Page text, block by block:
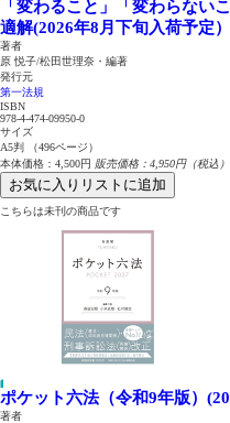
「変わること」「変わらない
適解(2026年8月下旬入荷予定）
著者
原 悦子/松田世理奈・編著
発行元
第一法規
ISBN
978-4-474-09950-0
サイズ
A5判 （496ページ）
本体価格：4,500円 販売価格：4,950円（税込）
お気に入りリストに追加
こちらは未刊の商品です
ポケット六法（令和9年版）
著者